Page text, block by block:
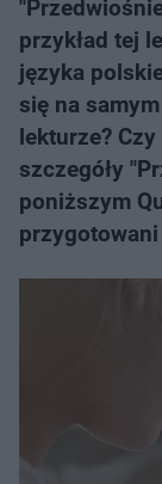
przykład tej
języka
się na
lekturze?
szczegóły
poniższym